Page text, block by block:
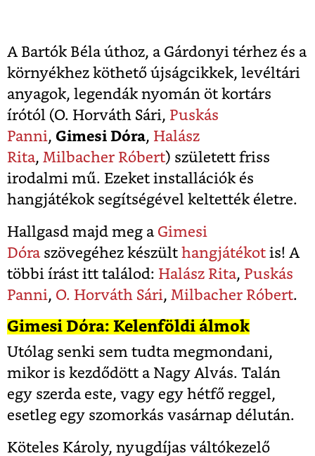
A Bartók Béla úthoz, a Gárdonyi térhez és a
környékhez köthető újságcikkek, levéltári
anyagok, legendák nyomán öt kortárs
írótól (O. Horváth Sári, Puskás
Panni, Gimesi Dóra, Halász
Rita, Milbacher Róbert) született friss
irodalmi mű. Ezeket installációk és
hangjátékok segítségével keltették életre.
Hallgasd majd meg a Gimesi
Dóraszövegéhez készült hangjátékot is! A
többi írást itt találod: Halász Rita, Puskás
Panni, O. Horváth Sári, Milbacher Róbert.
Gimesi Dóra: Kelenföldi álmok
Utólag senki sem tudta megmondani,
mikor is kezdődött a Nagy Alvás. Talán
egy szerda este, vagy egy hétfő reggel,
esetleg egy szomorkás vasárnap délután.
Köteles Károly, nyugdíjas váltókezelő